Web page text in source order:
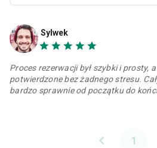
Sylwek
Proces rezerwacji był szybki i prosty,
potwierdzone bez żadnego stresu.
bardzo sprawnie od początku do
1